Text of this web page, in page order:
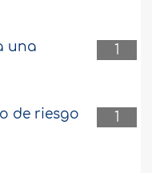
1
una
1
de riesgo